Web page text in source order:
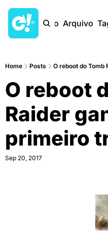
Início Arquivo
Home Posts O reboot do Tomb
O reboot
Raider
primeiro
Sep 20, 2017